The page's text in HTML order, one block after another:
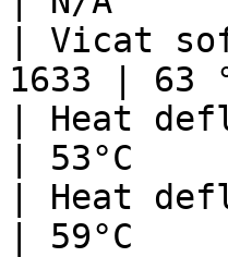
| Vicat
1633 |
| Heat
| 53°C
| Heat
| 59°C